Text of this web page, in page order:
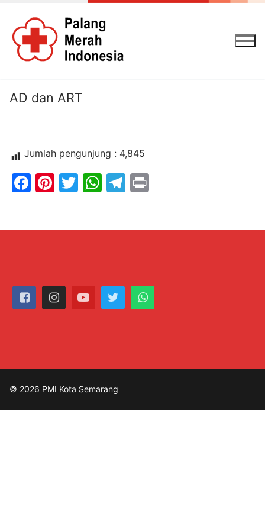
konten
AD dan ART
Jumlah pengunjung : 4,845
Facebook
Pinterest
Twitter
WhatsApp
Telegram
© 2026 PMI Kota Semarang